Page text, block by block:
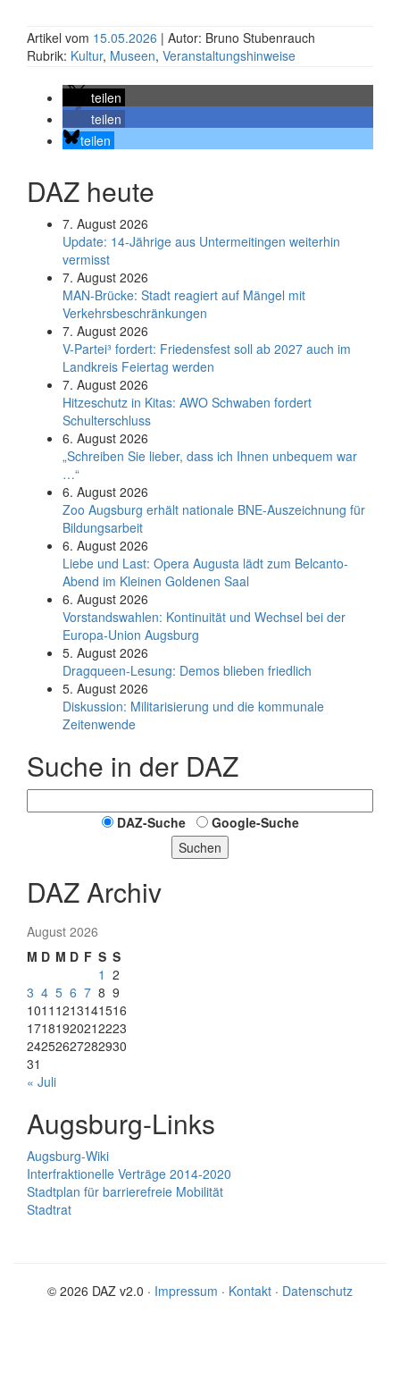
Artikel vom 15.05.2026 | Autor: Bruno Stubenrauch
Rubrik: Kultur, Museen, Veranstaltungshinweise
teilen
teilen
teilen
DAZ heute
7. August 2026
Update: 14-Jährige aus Untermeitingen weiterhin
vermisst
7. August 2026
MAN-Brücke: Stadt reagiert auf Mängel mit
Verkehrsbeschränkungen
7. August 2026
V-Partei­³ fordert: Friedens­fest soll ab 2027 auch im
Land­kreis Feier­tag werden
7. August 2026
Hitzeschutz in Kitas: AWO Schwaben fordert
Schulterschluss
6. August 2026
„Schreiben Sie lieber, dass ich Ihnen unbequem war
…“
6. August 2026
Zoo Augsburg erhält nationale BNE-Auszeichnung für
Bildungsarbeit
6. August 2026
Liebe und Last: Opera Augusta lädt zum Belcanto-
Abend im Kleinen Goldenen Saal
6. August 2026
Vorstandswahlen: Kontinuität und Wechsel bei der
Europa-Union Augsburg
5. August 2026
Dragqueen-Lesung: Demos blieben friedlich
5. August 2026
Diskussion: Mi­li­ta­ri­sie­rung und die kommunale
Zeitenwende
Suche in der DAZ
DAZ-Suche
Google-Suche
Suchen
DAZ Archiv
August 2026
M D M D F S S
1 2
3 4 5 6 7 8 9
1011 1213141516
17181920212223
24252627282930
31
« Juli
Augsburg-Links
Augsburg-Wiki
Interfraktionelle Verträge 2014-2020
Stadtplan für barrierefreie Mobilität
Stadtrat
© 2026 DAZ v2.0 · Impressum · Kontakt · Datenschutz